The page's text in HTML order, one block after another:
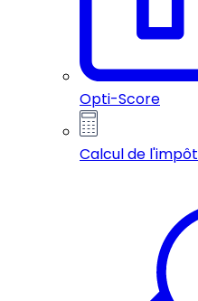
Opti-Score
Calcul de l'impôt